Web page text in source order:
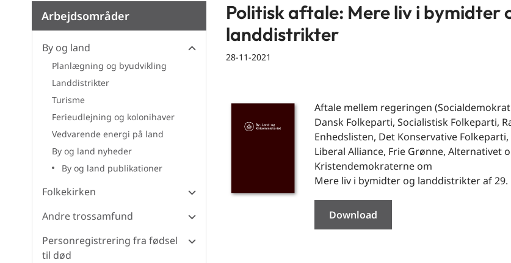
Arbejdsområder
By og land
Planlægning og byudvikling
Landdistrikter
Turisme
Ferieudlejning og kolonihaver
Vedvarende energi på land
By og land nyheder
By og land publikationer
Folkekirken
Andre trossamfund
Personregistrering fra fødsel
til død
Politisk aftale: Mere liv i bymidter
landdistrikter
28-11-2021
Aftale mellem regeringen
Dansk Folkeparti, Socialistisk Folkeparti,
Enhedslisten, Det Konservative
Liberal Alliance, Frie Grønne, Alternativet
Kristendemokraterne om
Mere liv i bymidter og landdistrikter af 29.
Download